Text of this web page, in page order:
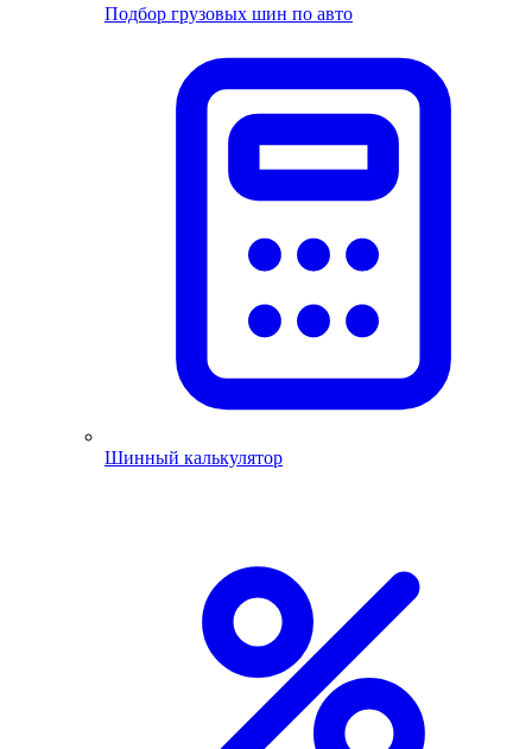
Подбор грузовых шин по авто
Шинный калькулятор